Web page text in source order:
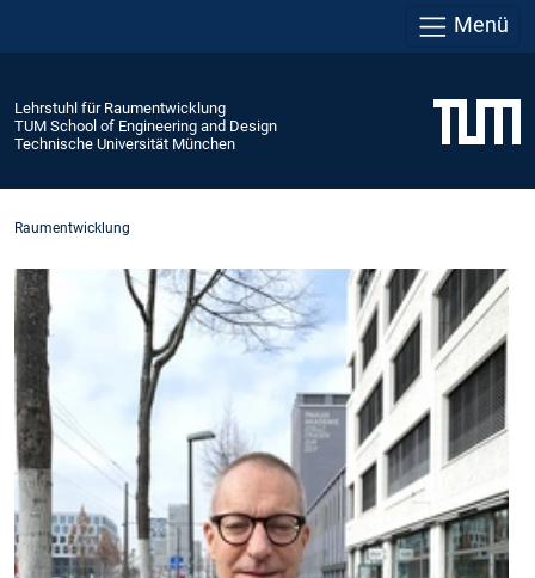
Menü
Lehrstuhl für Raumentwicklung
TUM School of Engineering and Design
Technische Universität München
Raumentwicklung